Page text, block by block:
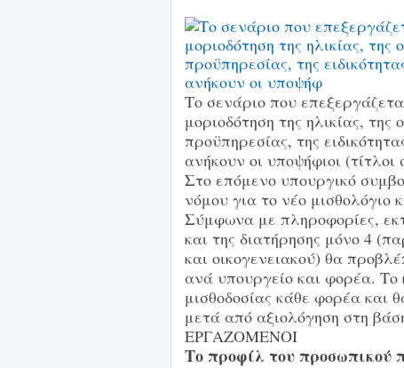
Το σενάριο που
μοριοδότηση της ηλικίας, της
προϋπηρεσίας, της
ανήκουν οι υποψήφιοι
Στο επόμενο υπουργικό
νόμου για το νέο μισθολόγιο
Σύμφωνα με πληροφορίες,
και της διατήρησης μόνο 4
και οικογενειακού) θα
ανά υπουργείο και φορέα. Το
μισθοδοσίας κάθε φορέα και
μετά από αξιολόγηση στη
ΕΡΓΑΖΟΜΕΝΟΙ
Το προφίλ του προσωπικού